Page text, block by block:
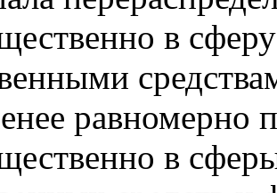
в
равномерно
в